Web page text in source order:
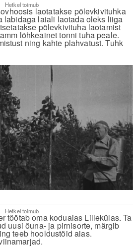
Hetkel toimub
laotatakse põlevkivituhka
labidaga laiali laotada oleks liiga
põlevkivituha laotamist
lõhkeainet tonni tuha peale.
ning kahte plahvatust. Tuhk
Hetkel toimub
töötab oma koduaias Lillekülas. Ta
uusi õuna- ja pirnisorte, märgib
teeb hooldustöid aias.